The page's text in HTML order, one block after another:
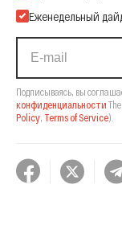
Еженедельный
Подписываясь, вы
конфиденциальности
Policy, Terms of Service).